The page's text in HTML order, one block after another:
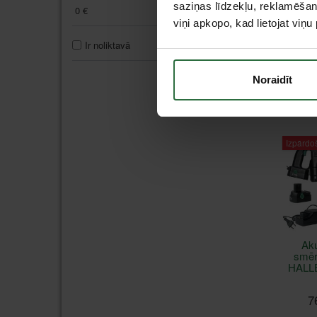
saziņas līdzekļu,
viņi apkopo, kad lietojat viņu
Noraidīt
0 € 770€
Ir noliktavā 10